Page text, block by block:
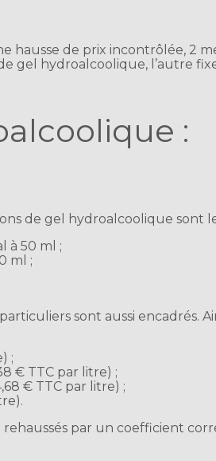
hausse de prix incontrôlée, 2
gel hydroalcoolique, l’autre
:
de gel hydroalcoolique sont
à 50 ml ;
ml ;
sont aussi encadrés.
;
€ TTC par litre) ;
€ TTC par litre) ;
par un coefficient